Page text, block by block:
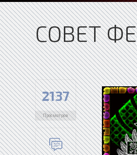
СОВЕТ
2137
Просмотров